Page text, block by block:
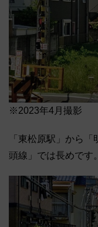
※2023年4月撮影
「東松原駅」から
頭線」では長めです。